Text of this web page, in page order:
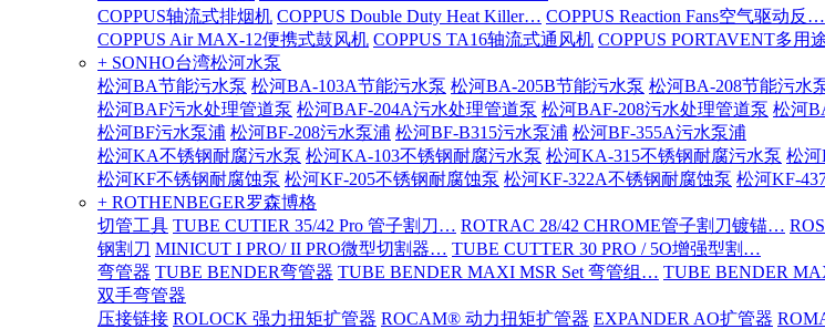
COPPUS轴流式排烟机 COPPUS Double Duty Heat Killer… COPPUS Reaction Fans空气驱动反…
COPPUS Air MAX-12便携式鼓风机 COPPUS TA16轴流式通风机 COPPUS PORTAVENT多用
+ SONHO台湾松河水泵
松河BA节能污水泵 松河BA-103A节能污水泵 松河BA-205B节能污水泵 松河BA-208节能污水
松河BAF污水处理管道泵 松河BAF-204A污水处理管道泵 松河BAF-208污水处理管道泵 松河
松河BF污水泵浦 松河BF-208污水泵浦 松河BF-B315污水泵浦 松河BF-355A污水泵浦
松河KA不锈钢耐腐污水泵 松河KA-103不锈钢耐腐污水泵 松河KA-315不锈钢耐腐污水泵 松河
松河KF不锈钢耐腐蚀泵 松河KF-205不锈钢耐腐蚀泵 松河KF-322A不锈钢耐腐蚀泵 松河KF-
+ ROTHENBEGER罗森博格
切管工具 TUBE CUTIER 35/42 Pro 管子割刀… ROTRAC 28/42 CHROME管子割刀镀锚…
钢割刀 MINICUT I PRO/ II PRO微型切割器… TUBE CUTTER 30 PRO / 5O增强型割…
弯管器 TUBE BENDER弯管器 TUBE BENDER MAXI MSR Set 弯管组… TUBE BENDER
双手弯管器
压接链接 ROLOCK 强力扭矩扩管器 ROCAM® 动力扭矩扩管器 EXPANDER AO扩管器